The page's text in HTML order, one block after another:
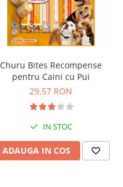
Churu Bites Recompense
pentru Caini cu Pui
29,57 RON
IN STOC
ADAUGA IN COS